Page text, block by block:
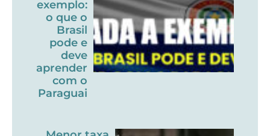
exemplo:
o que o
Brasil
pode e
deve
aprender
com o
Paraguai